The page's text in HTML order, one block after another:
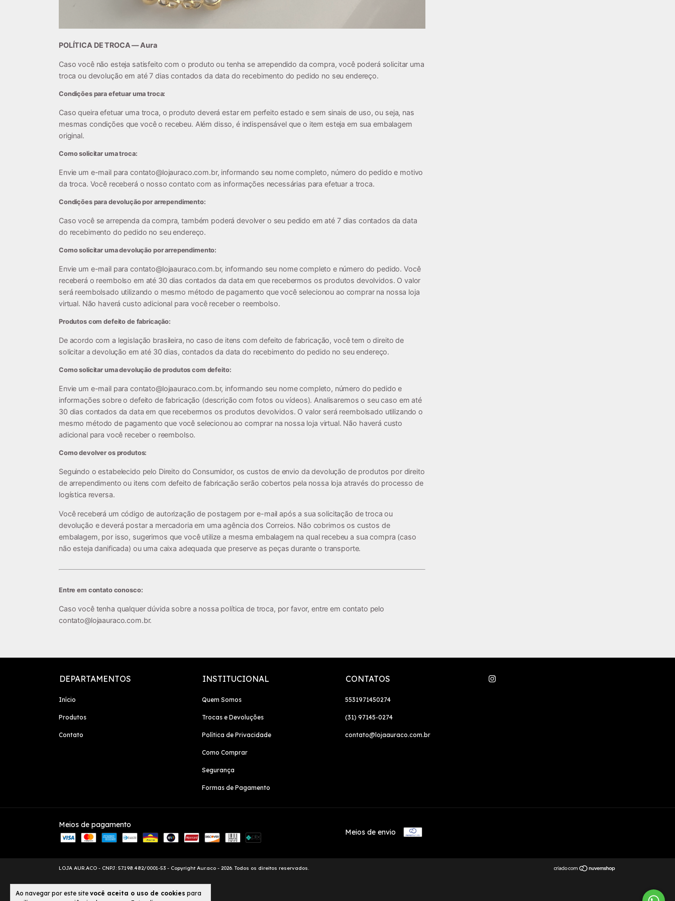
Ao navegar por este site você aceita o uso de cookies para
POLÍTICA DE TROCA — Aura
Caso você não esteja satisfeito com o produto ou tenha se arrependido da compra, você poderá solicitar uma
troca ou devolução em até 7 dias contados da data do recebimento do pedido no seu endereço.
Condições para efetuar uma troca:
Caso queira efetuar uma troca, o produto deverá estar em perfeito estado e sem sinais de uso, ou seja, nas
mesmas condições que você o recebeu. Além disso, é indispensável que o item esteja em sua embalagem
original.
Como solicitar uma troca:
Envie um e-mail para contato@lojauraco.com.br, informando seu nome completo, número do pedido e motivo
da troca. Você receberá o nosso contato com as informações necessárias para efetuar a troca.
Condições para devolução por arrependimento:
Caso você se arrependa da compra, também poderá devolver o seu pedido em até 7 dias contados da data
do recebimento do pedido no seu endereço.
Como solicitar uma devolução por arrependimento:
Envie um e-mail para contato@lojaauraco.com.br, informando seu nome completo e número do pedido. Você
receberá o reembolso em até 30 dias contados da data em que recebermos os produtos devolvidos. O valor
será reembolsado utilizando o mesmo método de pagamento que você selecionou ao comprar na nossa loja
virtual. Não haverá custo adicional para você receber o reembolso.
Produtos com defeito de fabricação:
De acordo com a legislação brasileira, no caso de itens com defeito de fabricação, você tem o direito de
solicitar a devolução em até 30 dias, contados da data do recebimento do pedido no seu endereço.
Como solicitar uma devolução de produtos com defeito:
Envie um e-mail para contato@lojaauraco.com.br, informando seu nome completo, número do pedido e
informações sobre o defeito de fabricação (descrição com fotos ou vídeos). Analisaremos o seu caso em até
30 dias contados da data em que recebermos os produtos devolvidos. O valor será reembolsado utilizando o
mesmo método de pagamento que você selecionou ao comprar na nossa loja virtual. Não haverá custo
adicional para você receber o reembolso.
Como devolver os produtos:
Seguindo o estabelecido pelo Direito do Consumidor, os custos de envio da devolução de produtos por direito
de arrependimento ou itens com defeito de fabricação serão cobertos pela nossa loja através do processo de
logística reversa.
Você receberá um código de autorização de postagem por e-mail após a sua solicitação de troca ou
devolução e deverá postar a mercadoria em uma agência dos Correios. Não cobrimos os custos de
embalagem, por isso, sugerimos que você utilize a mesma embalagem na qual recebeu a sua compra (caso
não esteja danificada) ou uma caixa adequada que preserve as peças durante o transporte.
Entre em contato conosco:
Caso você tenha qualquer dúvida sobre a nossa política de troca, por favor, entre em contato pelo
contato@lojaauraco.com.br.
DEPARTAMENTOS
Início
Produtos
Contato
INSTITUCIONAL
Quem Somos
Trocas e Devoluções
Política de Privacidade
Como Comprar
Segurança
Formas de Pagamento
CONTATOS
5531971450274
(31) 97145-0274
contato@lojaauraco.com.br
Meios de pagamento
Meios de envio
Copyright Aur.aco - 2026. Todos os direitos reservados.